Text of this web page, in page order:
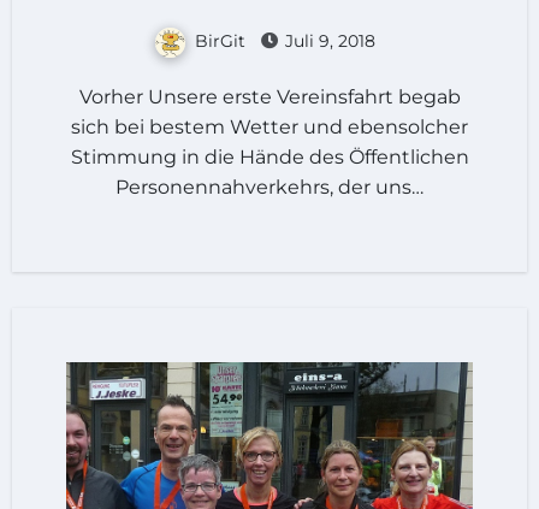
BirGit Juli 9, 2018
Vorher Unsere erste Vereinsfahrt begab
sich bei bestem Wetter und ebensolcher
Stimmung in die Hände des Öffentlichen
Personennahverkehrs, der uns…